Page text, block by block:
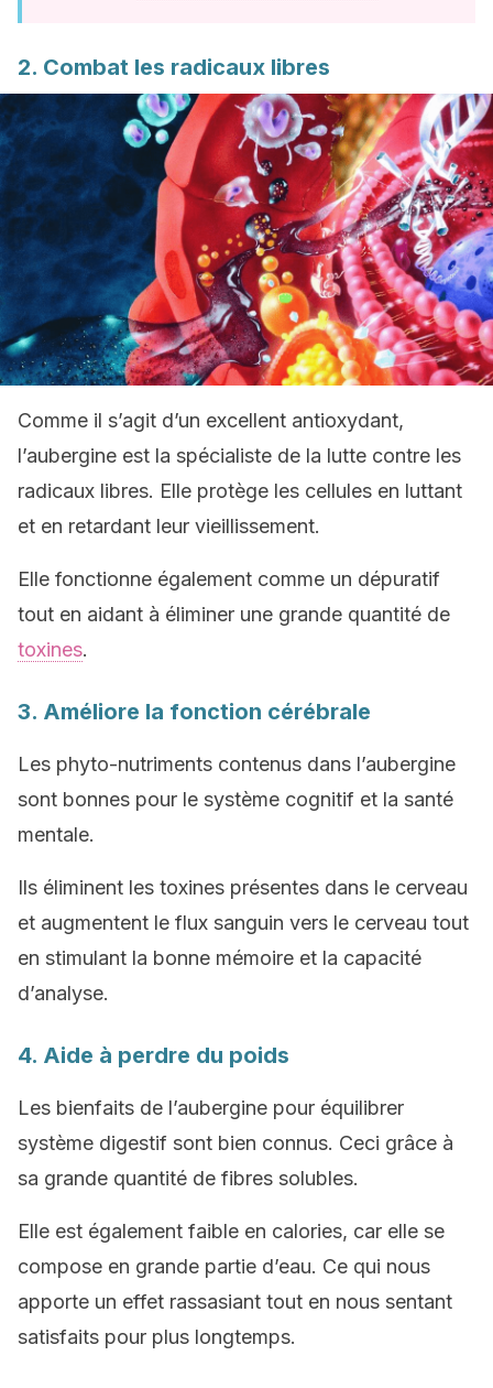
2. Combat les radicaux libres
Comme il s’agit d’un excellent antioxydant,
l’aubergine est la spécialiste de la lutte contre les
radicaux libres. Elle protège les cellules en luttant
et en retardant leur vieillissement.
Elle fonctionne également comme un dépuratif
tout en aidant à éliminer une grande quantité de
toxines.
3. Améliore la fonction cérébrale
Les phyto-nutriments contenus dans l’aubergine
sont bonnes pour le système cognitif et la santé
mentale.
Ils éliminent les toxines présentes dans le cerveau
et augmentent le flux sanguin vers le cerveau tout
en stimulant la bonne mémoire et la capacité
d’analyse.
4. Aide à perdre du poids
Les bienfaits de l’aubergine pour équilibrer
système digestif sont bien connus. Ceci grâce à
sa grande quantité de fibres solubles.
Elle est également faible en calories, car elle se
compose en grande partie d’eau. Ce qui nous
apporte un effet rassasiant tout en nous sentant
satisfaits pour plus longtemps.